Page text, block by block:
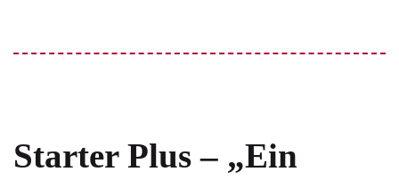
Starter Plus – „Ein